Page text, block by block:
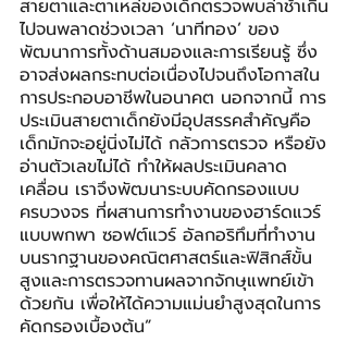
สายตาและตาเหล่ของเด็กตรวจพบล่าช้าเกิน
ไปจนพลาดช่วงเวลา ‘นาทีทอง’ ของ
พัฒนาการทั้งด้านสมองและการเรียนรู้ ซึ่ง
อาจส่งผลกระทบต่อเนื่องไปจนถึงโอกาสใน
การประกอบอาชีพในอนาคต นอกจากนี้ การ
ประเมินสายตาเด็กยังมีอุปสรรคสำคัญคือ
เด็กมักจะอยู่นิ่งไม่ได้ กลัวการตรวจ หรือยัง
อ่านตัวเลขไม่ได้ ทำให้ผลประเมินคลาด
เคลื่อน เราจึงพัฒนาระบบคัดกรองแบบ
ครบวงจร ที่ผสานการทำงานของฮาร์ดแวร์
แบบพกพา ซอฟต์แวร์ อัลกอริทึมที่ทำงาน
บนรากฐานของคณิตศาสตร์และฟิสิกส์ขั้น
สูงและการตรวจทานผลจากจักษุแพทย์เข้า
ด้วยกัน เพื่อให้ได้ความแม่นยำสูงสุดในการ
คัดกรองเบื้องต้น”